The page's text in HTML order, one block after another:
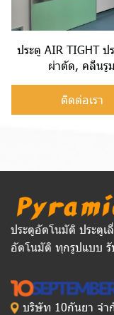
ประตู AIR TIGHT ป
ผ่าตัด, คลีนรูม
ติดต่อเรา
ประตูอัตโนมัติ ประตู
อัตโนมัติ ทุกรูปแบบ รั
บริษัท 10กันยา จำ